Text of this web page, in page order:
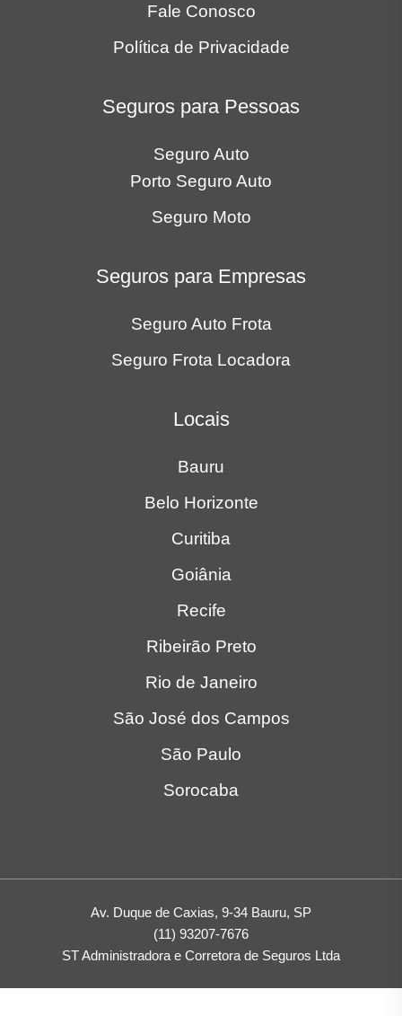
Fale Conosco
Política de Privacidade
Seguros para Pessoas
Seguro Auto
Porto Seguro Auto
Seguro Moto
Seguros para Empresas
Seguro Auto Frota
Seguro Frota Locadora
Locais
Bauru
Belo Horizonte
Curitiba
Goiânia
Recife
Ribeirão Preto
Rio de Janeiro
São José dos Campos
São Paulo
Sorocaba
Av. Duque de Caxias, 9-34 Bauru, SP
(11) 93207-7676
ST Administradora e Corretora de Seguros Ltda